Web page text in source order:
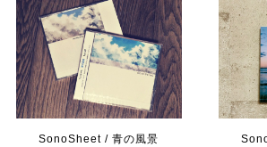
SonoSheet / 青の風景